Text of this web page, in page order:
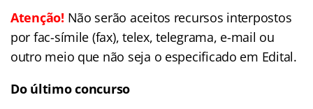
Atenção! Não serão aceitos recursos interpostos
por fac-símile (fax), telex, telegrama, e-mail ou
outro meio que não seja o especificado em Edital.
Do último concurso